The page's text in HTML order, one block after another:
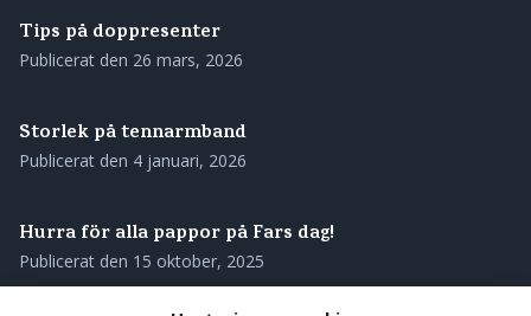
Tips på doppresenter
Publicerat den 26 mars, 2026
Storlek på tennarmband
Publicerat den 4 januari, 2026
Hurra för alla pappor på Fars dag!
Publicerat den 15 oktober, 2025